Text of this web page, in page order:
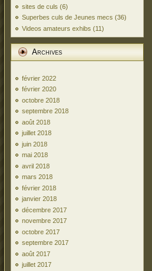
sites de culs (6)
Superbes culs de Jeunes mecs (36)
Videos amateurs exhibs (11)
Archives
février 2022
février 2020
octobre 2018
septembre 2018
août 2018
juillet 2018
juin 2018
mai 2018
avril 2018
mars 2018
février 2018
janvier 2018
décembre 2017
novembre 2017
octobre 2017
septembre 2017
août 2017
juillet 2017